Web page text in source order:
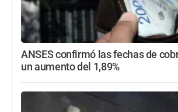
ANSES confirmó las fechas de
un aumento del 1,89%